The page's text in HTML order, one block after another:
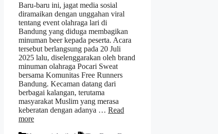
Baru-baru ini, jagat media sosial
diramaikan dengan unggahan viral
tentang event olahraga lari di
Bandung yang diduga membagikan
minuman beer kepada peserta. Acara
tersebut berlangsung pada 20 Juli
2025 lalu, diselenggarakan oleh brand
minuman olahraga Pocari Sweat
bersama Komunitas Free Runners
Bandung. Kecaman datang dari
berbagai kalangan, terutama
masyarakat Muslim yang merasa
keberatan dengan adanya … Read
more